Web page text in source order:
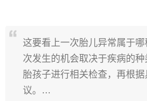
这要看上一次胎儿异常属于
次发生的机会取决于疾病的
胎孩子进行相关检查，再根
议。…